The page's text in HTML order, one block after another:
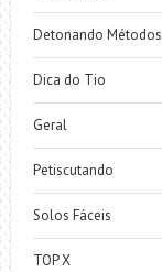
Detonando Métodos
Dica do Tio
Geral
Petiscutando
Solos Fáceis
TOP X